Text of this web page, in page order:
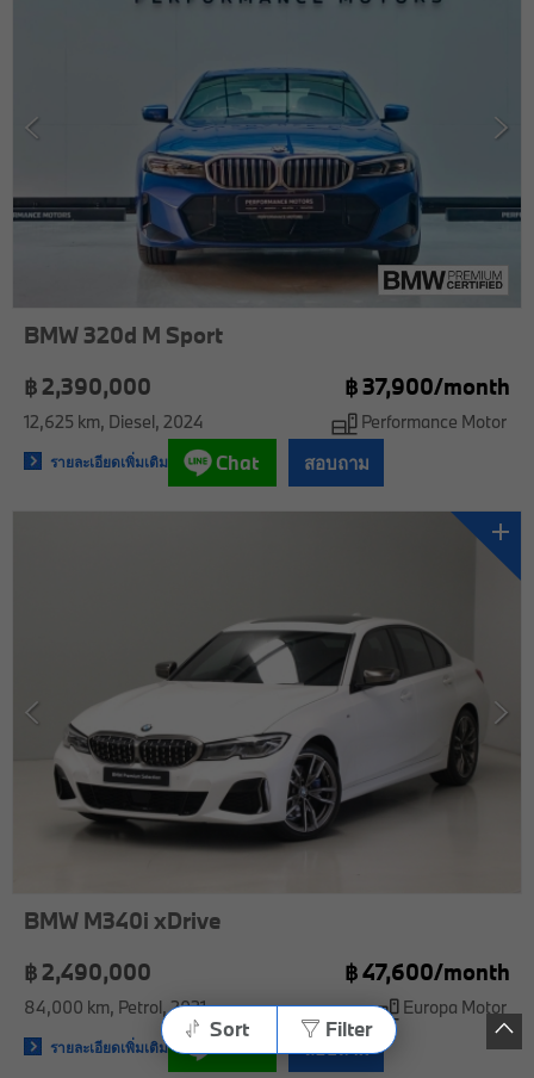
BMW 320d M Sport
฿ 2,390,000
฿37,900/month
12,625 km Diesel 2024 Performance Motor
รายละเอียดเพิ่มเติม Chat สอบถาม
BMW M340i xDrive
฿ 2,490,000
฿47,600/month
84,000 km Petrol 2021 Europa Motor
รายละเอียดเพิ่มเติม Chat สอบถาม
Sort Filter